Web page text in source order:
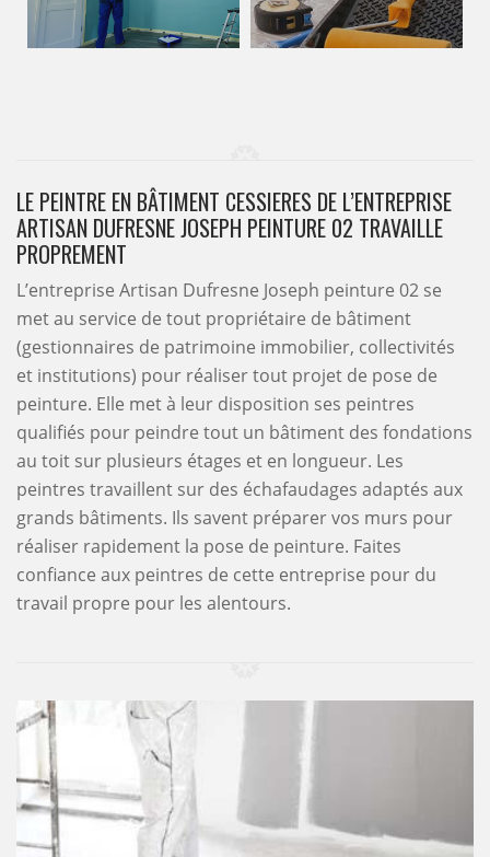
LE PEINTRE EN BÂTIMENT CESSIERES DE L’ENTREPRISE
ARTISAN DUFRESNE JOSEPH PEINTURE 02 TRAVAILLE
PROPREMENT
L’entreprise Artisan Dufresne Joseph peinture 02 se
met au service de tout propriétaire de bâtiment
(gestionnaires de patrimoine immobilier, collectivités
et institutions) pour réaliser tout projet de pose de
peinture. Elle met à leur disposition ses peintres
qualifiés pour peindre tout un bâtiment des fondations
au toit sur plusieurs étages et en longueur. Les
peintres travaillent sur des échafaudages adaptés aux
grands bâtiments. Ils savent préparer vos murs pour
réaliser rapidement la pose de peinture. Faites
confiance aux peintres de cette entreprise pour du
travail propre pour les alentours.